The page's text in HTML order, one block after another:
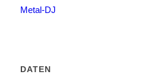
Metal-DJ
DATEN